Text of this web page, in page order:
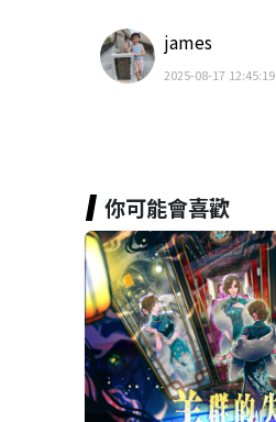
james
2025-08-17 12:45:19
你可能會喜歡